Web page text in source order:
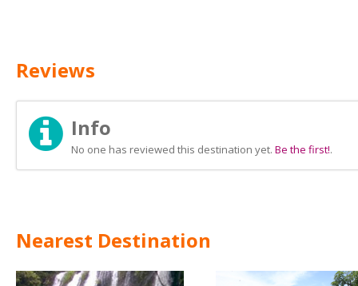
Reviews
Info
No one has reviewed this destination yet. Be the first!.
Nearest Destination